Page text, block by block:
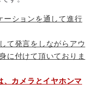
ーションを通して進行
て発言をしながらアウ
に付けて頂いておりま
カメラとイヤホンマ